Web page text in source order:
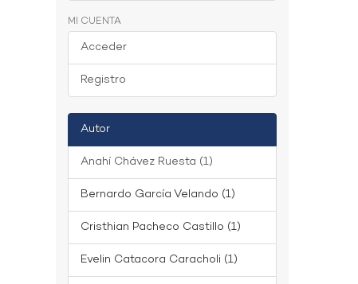
MI CUENTA
Acceder
Registro
Autor
Anahí Chávez Ruesta (1)
Bernardo García Velando (1)
Cristhian Pacheco Castillo (1)
Evelin Catacora Caracholi (1)